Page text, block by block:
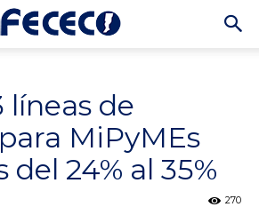
líneas de
MiPyMEs
del 24% al 35%
270